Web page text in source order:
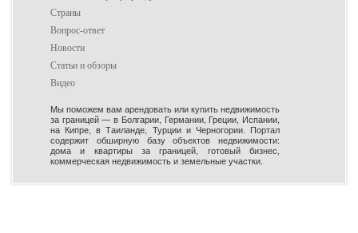
Страны
Вопрос-ответ
Новости
Статьи и обзоры
Видео
Мы поможем вам арендовать или купить недвижимость
за границей — в Болгарии, Германии, Греции, Испании,
на Кипре, в Таиланде, Турции и Черногории. Портал
содержит обширную базу объектов недвижимости:
дома и квартиры за границей, готовый бизнес,
коммерческая недвижимость и земельные участки.